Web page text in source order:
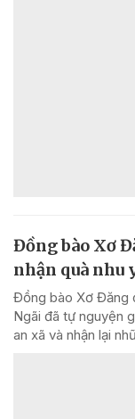
Đồng bào Xơ
nhận quà nhu
Đồng bào Xơ Đăng
Ngãi đã tự nguyện
an xã và nhận lại